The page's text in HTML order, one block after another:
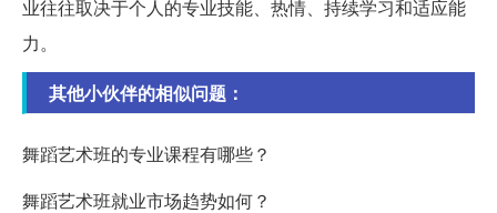
业往往取决于个人的专业技能、热情、持续学习和适应能
力。
其他小伙伴的相似问题：
舞蹈艺术班的专业课程有哪些？
舞蹈艺术班就业市场趋势如何？